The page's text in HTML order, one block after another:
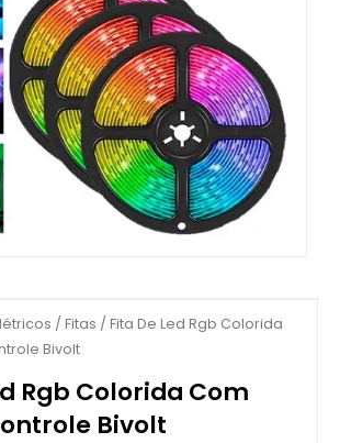
/ Fitas / Fita De Led Rgb Colorida
Bivolt
Rgb Colorida Com
Bivolt